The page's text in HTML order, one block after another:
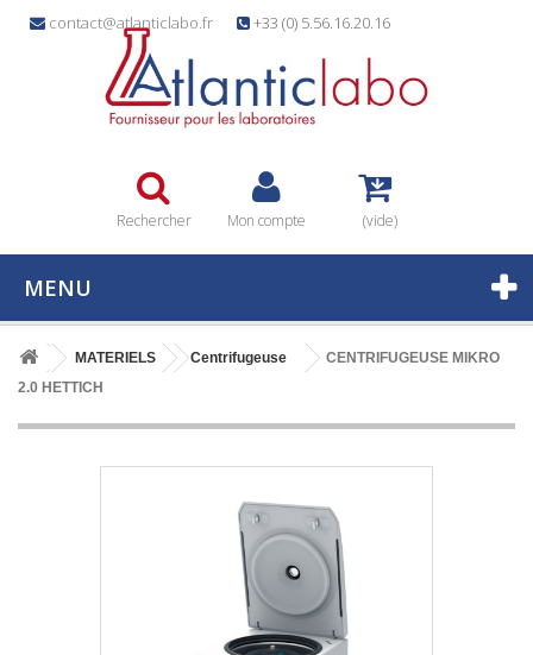
contact@atlanticlabo.fr +33 (0) 5.56.16.20.16
Rechercher Mon compte (vide)
MENU
MATERIELS Centrifugeuse
CENTRIFUGEUSE MIKRO
2.0 HETTICH